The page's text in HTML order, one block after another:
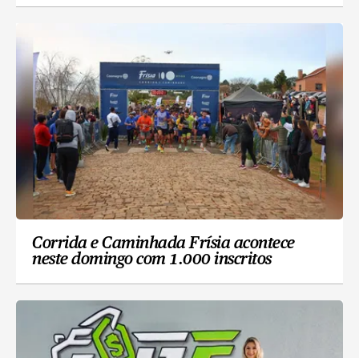
Corrida e Caminhada Frísia acontece
neste domingo com 1.000 inscritos